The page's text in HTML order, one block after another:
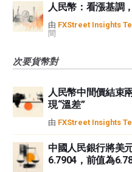
人民幣：看漲基調
由 FXStreet Insights
間
次要貨幣對
人民幣中間價結束
現“溫差”
由 FXStreet Insights
中國人民銀行將美
6.7904，前值為